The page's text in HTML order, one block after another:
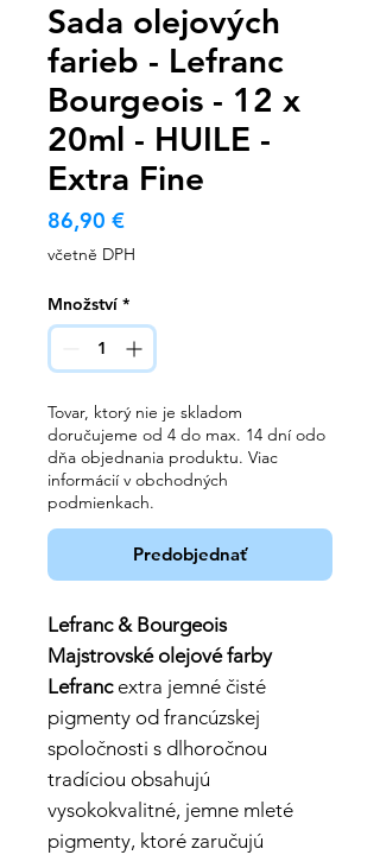
Sada olejových
farieb - Lefranc
Bourgeois - 12 x
20ml - HUILE -
Extra Fine
86,90 €Cena
včetně DPH
Množství *
Tovar, ktorý nie je skladom
doručujeme od 4 do max. 14 dní odo
dňa objednania produktu. Viac
informácií v obchodných
podmienkach.
Predobjednať
Lefranc & Bourgeois
Majstrovské olejové farby
Lefrancextra jemné čisté
pigmenty od francúzskej
spoločnosti s dlhoročnou
tradíciou obsahujú
vysokokvalitné, jemne mleté
pigmenty, ktoré zaručujú